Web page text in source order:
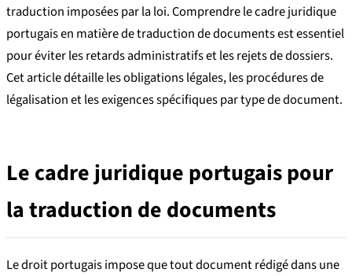
traduction imposées par la loi. Comprendre le cadre juridique
portugais en matière de traduction de documents est essentiel
pour éviter les retards administratifs et les rejets de dossiers.
Cet article détaille les obligations légales, les procédures de
légalisation et les exigences spécifiques par type de document.
Le cadre juridique portugais pour
la traduction de documents
Le droit portugais impose que tout document rédigé dans une